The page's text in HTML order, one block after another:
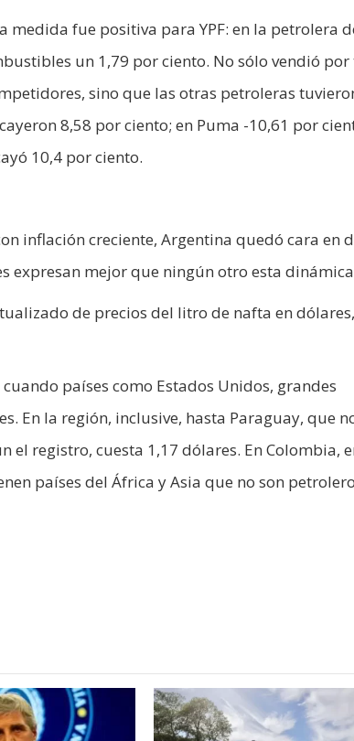
medida fue positiva para YPF: en la petrolera
un 1,79 por ciento. No sólo vendió por
sino que las otras petroleras
8,58 por ciento; en Puma -10,61 por
10,4 por ciento.
inflación creciente, Argentina quedó cara en
expresan mejor que ningún otro esta
de precios del litro de nafta en
países como Estados Unidos, grandes
En la región, inclusive, hasta Paraguay, que
registro, cuesta 1,17 dólares. En Colombia,
países del África y Asia que no son